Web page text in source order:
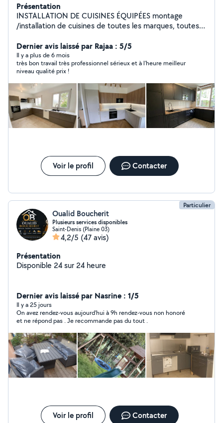
Présentation
INSTALLATION DE CUISINES ÉQUIPÉES montage
/installation de cuisines de toutes les marques, toutes
MEUBLE EN KIT Je suis Bricoleur avec plusieurs années
d'expérience en bâtiment, en bricolage ... je propose
mes services en montage de meubles en kit. site web:
euphoryanis-montage ILLUSTRATEUR / GRAPHISTE
pour toutes vos demandes en graphisme et illustrations
( identité visuelle, affiches, flyer, carte de visite ,
couverture de livre, illustrations )
Dernier avis laissé par Rajaa : 5/5
Il y a plus de 6 mois
très bon travail très professionnel sérieux et à l’heure meilleur
niveau qualité prix !
Voir le profil Contacter
Particulier
Oualid Boucherit
Plusieurs services disponibles
Saint-Denis (Plaine 03)
4,2/5 (47 avis)
Présentation
Disponible 24 sur 24 heure
Dernier avis laissé par Nasrine : 1/5
Il y a 25 jours
On avez rendez-vous aujourd’hui à 9h rendez-vous non honoré
et ne répond pas . Je recommande pas du tout .
Voir le profil Contacter